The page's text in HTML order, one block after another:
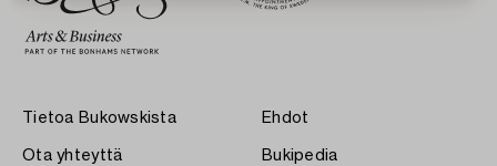
Tietoa Bukowskista
Ota yhteyttä
Ehdot
Bukipedia